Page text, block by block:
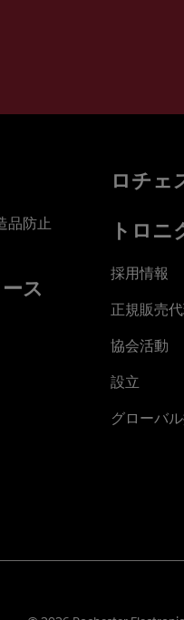
品防止
ス
ロチェ
トロニ
採用情報
正規販売
協会活動
設立
グローバ